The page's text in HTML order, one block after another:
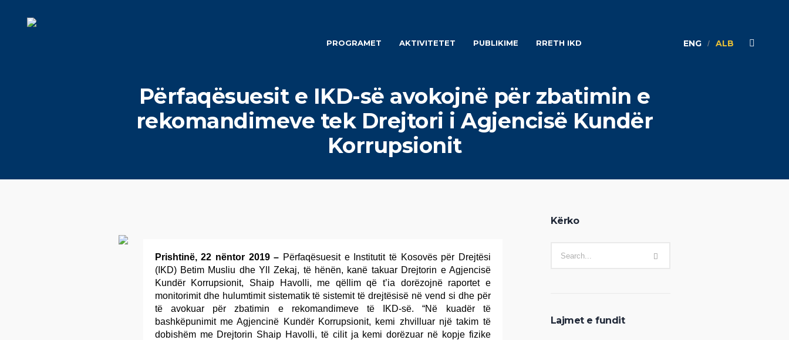
PROGRAMET AKTIVITETET PUBLIKIME RRETH IKD ENG ALB
Përfaqësuesit e IKD-së avokojnë për zbatimin e
rekomandimeve tek Drejtori i Agjencisë Kundër
Korrupsionit
Prishtinë, 22 nëntor 2019 – Përfaqësuesit e Institutit të Kosovës për Drejtësi
(IKD) Betim Musliu dhe Yll Zekaj, të hënën, kanë takuar Drejtorin e Agjencisë
Kundër Korrupsionit, Shaip Havolli, me qëllim që t’ia dorëzojnë raportet e
monitorimit dhe hulumtimit sistematik të sistemit të drejtësisë në vend si dhe për
të avokuar për zbatimin e rekomandimeve të IKD-së. “Në kuadër të
bashkëpunimit me Agjencinë Kundër Korrupsionit, kemi zhvilluar një takim të
dobishëm me Drejtorin Shaip Havolli, të cilit ja kemi dorëzuar në kopje fizike
Kërko
Lajmet e fundit